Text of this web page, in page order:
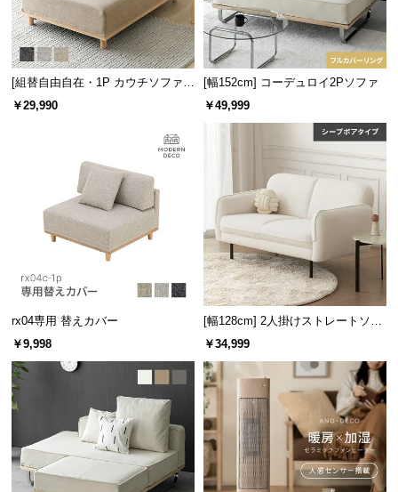
様
サ
ポ
ー
ト
グ
企
業
情
[組替自由自在・1P カウチソファ]
モジュールソファ アームレス 天然
￥29,990
[幅152cm] コーデュロイ2Pソファ
￥49,999
rx04専用 替えカバー
￥9,998
[幅128cm] 2人掛けストレートソフ
ァ シープボアタイプ
￥34,999